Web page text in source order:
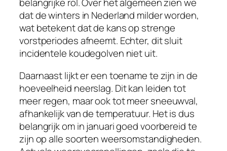
belangrijke rol. Over het algemeen zien we
dat de winters in Nederland milder worden,
wat betekent dat de kans op strenge
vorstperiodes afneemt. Echter, dit sluit
incidentele koudegolven niet uit.
Daarnaast lijkt er een toename te zijn in de
hoeveelheid neerslag. Dit kan leiden tot
meer regen, maar ook tot meer sneeuwval,
afhankelijk van de temperatuur. Het is dus
belangrijk om in januari goed voorbereid te
zijn op alle soorten weersomstandigheden.